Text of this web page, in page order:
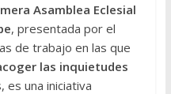
Asamblea Eclesial
, presentada por el
de trabajo en las que
las inquietudes
es una iniciativa